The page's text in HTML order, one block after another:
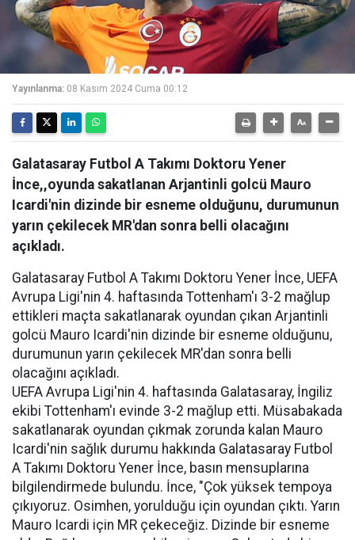
Yayınlanma: 08 Kasım 2024 Cuma 00:12
Galatasaray Futbol A Takımı Doktoru Yener
İnce,,oyunda sakatlanan Arjantinli golcü Mauro
Icardi'nin dizinde bir esneme olduğunu, durumunun
yarın çekilecek MR'dan sonra belli olacağını
açıkladı.
Galatasaray Futbol A Takımı Doktoru Yener İnce, UEFA
Avrupa Ligi'nin 4. haftasında Tottenham'ı 3-2 mağlup
ettikleri maçta sakatlanarak oyundan çıkan Arjantinli
golcü Mauro Icardi'nin dizinde bir esneme olduğunu,
durumunun yarın çekilecek MR'dan sonra belli
olacağını açıkladı.
UEFA Avrupa Ligi'nin 4. haftasında Galatasaray, İngiliz
ekibi Tottenham'ı evinde 3-2 mağlup etti. Müsabakada
sakatlanarak oyundan çıkmak zorunda kalan Mauro
Icardi'nin sağlık durumu hakkında Galatasaray Futbol
A Takımı Doktoru Yener İnce, basın mensuplarına
bilgilendirmede bulundu. İnce, "Çok yüksek tempoya
çıkıyoruz. Osimhen, yorulduğu için oyundan çıktı. Yarın
Mauro Icardi için MR çekeceğiz. Dizinde bir esneme